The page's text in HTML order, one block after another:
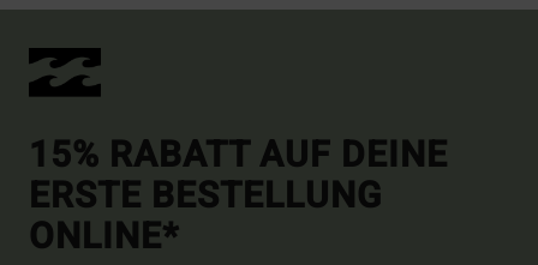
15% RABATT AUF DEINE
ERSTE BESTELLUNG
ONLINE*